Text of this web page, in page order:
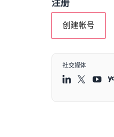
注册
创建帐号
社交媒体